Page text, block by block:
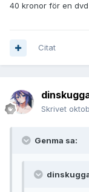
40 kronor för en
Citat
Skrivet
Genma sa: